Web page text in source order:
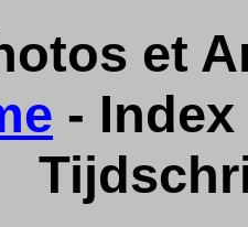
et
-